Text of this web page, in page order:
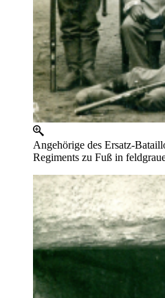
Angehörige des Ersatz-
Regiments zu Fuß in